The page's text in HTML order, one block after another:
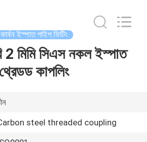
কার্বন ইস্পাত পাইপ ফিটিং
মিমি সিএস নকল ইস্পাত
থ্রেডড কাপলিং
steel threaded coupling